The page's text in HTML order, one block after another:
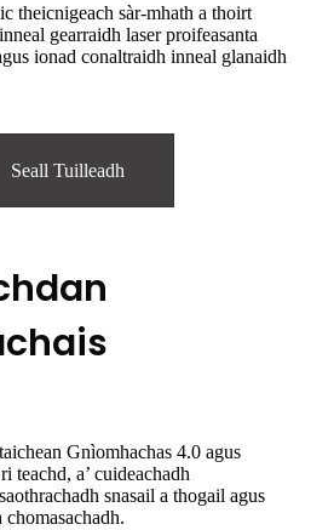
theicnigeach sàr-mhath a thoirt
gearraidh laser proifeasanta
ionad conaltraidh inneal glanaidh
Seall Tuilleadh
Gnìomhachas 4.0 agus
teachd, a’ cuideachadh
snasail a thogail agus
chomasachadh.